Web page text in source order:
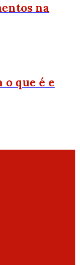
na
que é e